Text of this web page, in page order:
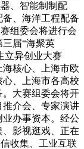
、智能制制配
、海洋工程配备
组委会将进行会
三届“海聚英
立异创业大赛
海核心、上海市欧
、上海市各高校
大赛组委会将开
介会、专家演讲
办事资本。经公
影视逛戏、正在
收集、工业互联